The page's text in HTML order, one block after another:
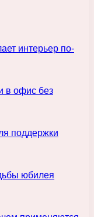
интерьер по-
в офис без
поддержки
юбилея